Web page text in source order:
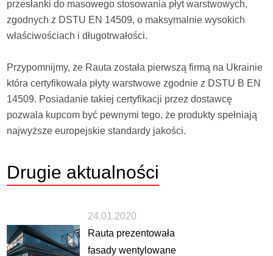
przesłanki do masowego stosowania płyt warstwowych,
zgodnych z DSTU EN 14509, o maksymalnie wysokich
właściwościach i długotrwałości.
Przypomnijmy, że Rauta została pierwszą firmą na Ukrainie
która certyfikowała płyty warstwowe zgodnie z DSTU B EN
14509. Posiadanie takiej certyfikacji przez dostawcę
pozwala kupcom być pewnymi tego, że produkty spełniają
najwyższe europejskie standardy jakości.
Drugie aktualności
24.01.2020
Rauta prezentowała
fasady wentylowane